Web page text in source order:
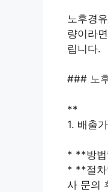
노후경
량이라
립니다.
### 노
**
1. 배출
* **방법
* **절차
사 문의